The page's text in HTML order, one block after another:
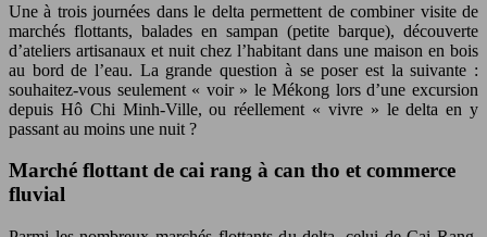
Une à trois journées dans le delta permettent de combiner visite de
marchés flottants, balades en sampan (petite barque), découverte
d’ateliers artisanaux et nuit chez l’habitant dans une maison en bois
au bord de l’eau. La grande question à se poser est la suivante :
souhaitez-vous seulement « voir » le Mékong lors d’une excursion
depuis Hô Chi Minh-Ville, ou réellement « vivre » le delta en y
passant au moins une nuit ?
Marché flottant de cai rang à can tho et commerce
fluvial